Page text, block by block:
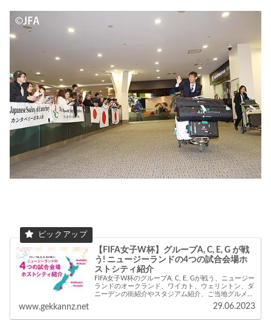
【FIFA女子W杯】グループA, C, E, G が戦
う! ニュージーランドの4つの試合会場ホ
ストシティ紹介
FIFA女子W杯のグループA, C, E, Gが戦う、ニュージー
ランドのオークランド、ワイカト、ウェリントン、ダ
ニーデンの街紹介やスタジアム紹介、ご当地グルメな
www.gekkannz.net 29.06.2023